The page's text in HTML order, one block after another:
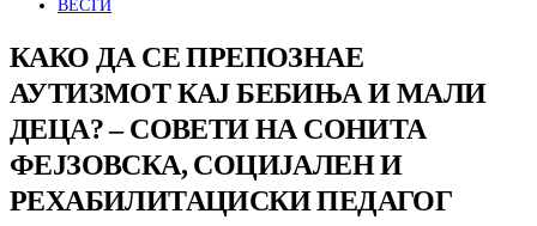
ВЕСТИ
КАКО ДА СЕ ПРЕПОЗНАЕ
АУТИЗМОТ КАЈ БЕБИЊА И МАЛИ
ДЕЦА? – СОВЕТИ НА СОНИТА
ФЕЈЗОВСКА, СОЦИЈАЛЕН И
РЕХАБИЛИТАЦИСКИ ПЕДАГОГ